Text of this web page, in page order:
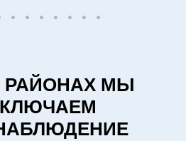
РАЙОНАХ МЫ